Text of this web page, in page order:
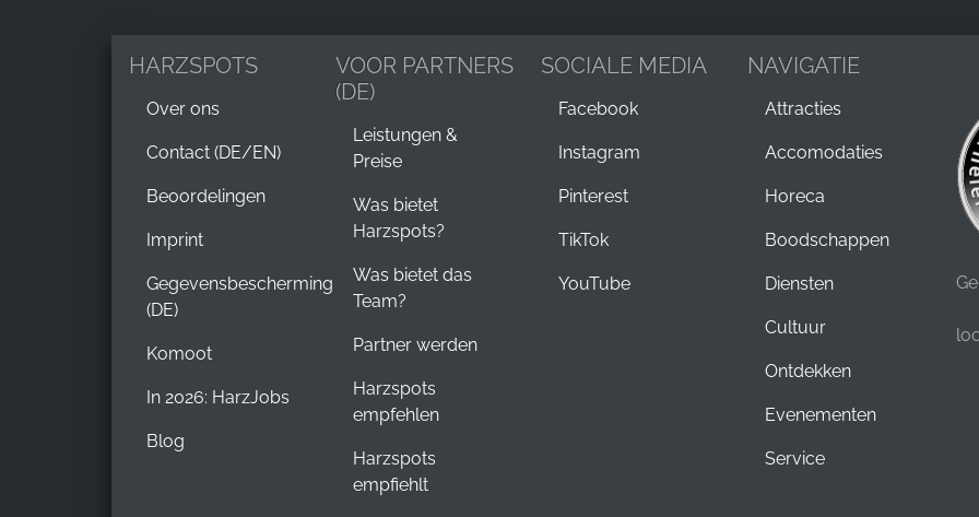
HARZSPOTS
Over ons
Contact (DE/EN)
Beoordelingen
Imprint
Gegevensbescherming
(DE)
Komoot
In 2026: HarzJobs
Blog
VOOR PARTNERS
(DE)
Leistungen &
Preise
Was bietet
Harzspots?
Was bietet das
Team?
Partner werden
Harzspots
empfehlen
Harzspots
empfiehlt
SOCIALE MEDIA
Facebook
Instagram
Pinterest
TikTok
YouTube
NAVIGATIE
Attracties
Accomodaties
Horeca
Boodschappen
Diensten
Cultuur
Ontdekken
Evenementen
Service